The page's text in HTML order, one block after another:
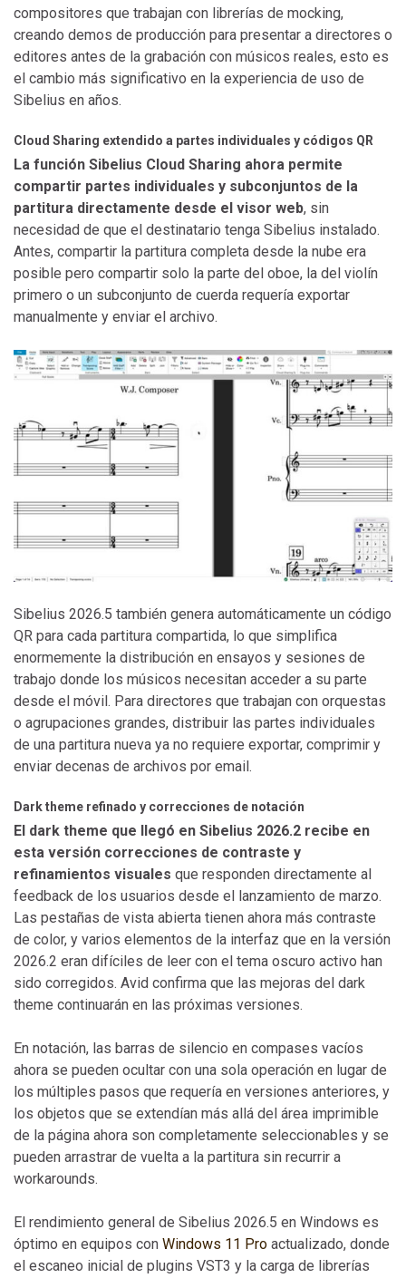
compositores que trabajan con librerías de mocking,
creando demos de producción para presentar a directores o
editores antes de la grabación con músicos reales, esto es
el cambio más significativo en la experiencia de uso de
Sibelius en años.
Cloud Sharing extendido a partes individuales y códigos QR
La función Sibelius Cloud Sharing ahora permite
compartir partes individuales y subconjuntos de la
partitura directamente desde el visor web, sin
necesidad de que el destinatario tenga Sibelius instalado.
Antes, compartir la partitura completa desde la nube era
posible pero compartir solo la parte del oboe, la del violín
primero o un subconjunto de cuerda requería exportar
manualmente y enviar el archivo.
Sibelius 2026.5 también genera automáticamente un código
QR para cada partitura compartida, lo que simplifica
enormemente la distribución en ensayos y sesiones de
trabajo donde los músicos necesitan acceder a su parte
desde el móvil. Para directores que trabajan con orquestas
o agrupaciones grandes, distribuir las partes individuales
de una partitura nueva ya no requiere exportar, comprimir y
enviar decenas de archivos por email.
Dark theme refinado y correcciones de notación
El dark theme que llegó en Sibelius 2026.2 recibe en
esta versión correcciones de contraste y
refinamientos visuales que responden directamente al
feedback de los usuarios desde el lanzamiento de marzo.
Las pestañas de vista abierta tienen ahora más contraste
de color, y varios elementos de la interfaz que en la versión
2026.2 eran difíciles de leer con el tema oscuro activo han
sido corregidos. Avid confirma que las mejoras del dark
theme continuarán en las próximas versiones.
En notación, las barras de silencio en compases vacíos
ahora se pueden ocultar con una sola operación en lugar de
los múltiples pasos que requería en versiones anteriores, y
los objetos que se extendían más allá del área imprimible
de la página ahora son completamente seleccionables y se
pueden arrastrar de vuelta a la partitura sin recurrir a
workarounds.
El rendimiento general de Sibelius 2026.5 en Windows es
óptimo en equipos con Windows 11 Pro actualizado, donde
el escaneo inicial de plugins VST3 y la carga de librerías